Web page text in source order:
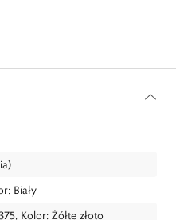
Biały
Kolor: Żółte złoto